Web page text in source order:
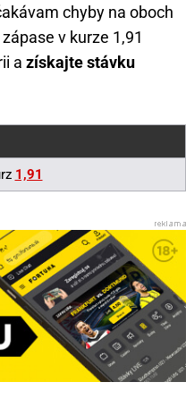
chyby na oboch
v kurze 1,91
a získajte stávku
1,91